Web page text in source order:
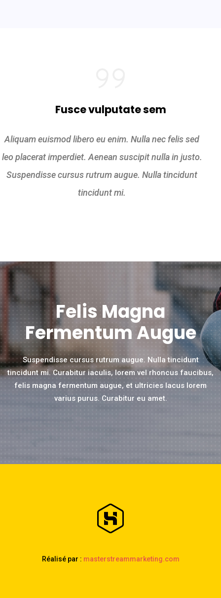
Fusce vulputate sem
Aliquam euismod libero eu enim. Nulla nec felis sed
leo placerat imperdiet. Aenean suscipit nulla in justo.
Suspendisse cursus rutrum augue. Nulla tincidunt
tincidunt mi.
Felis Magna
Fermentum Augue
Suspendisse cursus rutrum augue. Nulla tincidunt
tincidunt mi. Curabitur iaculis, lorem vel rhoncus faucibus,
felis magna fermentum augue, et ultricies lacus lorem
varius purus. Curabitur eu amet.
Réalisé par : masterstreammarketing.com